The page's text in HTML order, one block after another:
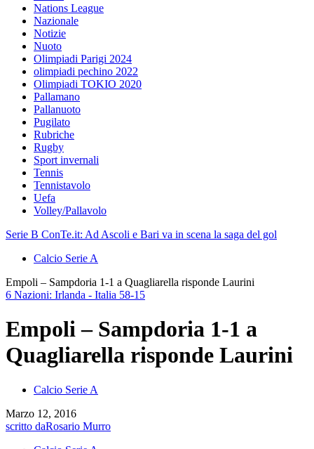
Nations League
Nazionale
Notizie
Nuoto
Olimpiadi Parigi 2024
olimpiadi pechino 2022
Olimpiadi TOKIO 2020
Pallamano
Pallanuoto
Pugilato
Rubriche
Rugby
Sport invernali
Tennis
Tennistavolo
Uefa
Volley/Pallavolo
Serie B ConTe.it: Ad Ascoli e Bari va in scena la saga del gol
Calcio Serie A
Empoli – Sampdoria 1-1 a Quagliarella risponde Laurini
6 Nazioni: Irlanda - Italia 58-15
Empoli – Sampdoria 1-1 a
Quagliarella risponde Laurini
Calcio Serie A
Marzo 12, 2016
scritto daRosario Murro